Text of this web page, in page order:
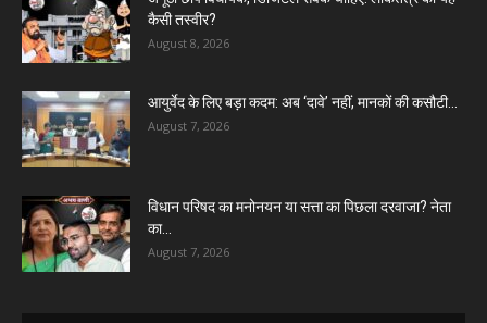
कैसी तस्वीर?
August 8, 2026
आयुर्वेद के लिए बड़ा कदम: अब ‘दावे’ नहीं, मानकों की कसौटी...
August 7, 2026
विधान परिषद का मनोनयन या सत्ता का पिछला दरवाजा? नेता
का...
August 7, 2026